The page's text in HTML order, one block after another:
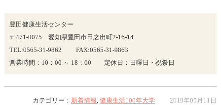
豊田健康生活センター
〒471-0075 愛知県豊田市日之出町2-16-14
TEL:0565-31-9862 FAX:0565-31-9863
営業時間：10：00 ～ 18：00 定休日：日曜日・祝祭日
カテゴリー： 新着情報,健康生活100年大学 2019年05月11日